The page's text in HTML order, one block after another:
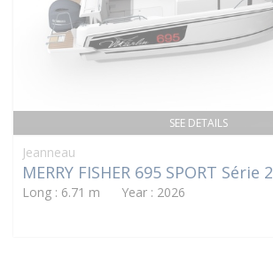
SEE DETAILS
Jeanneau
MERRY FISHER 695 SPORT Série 2
Long : 6.71 m Year : 2026